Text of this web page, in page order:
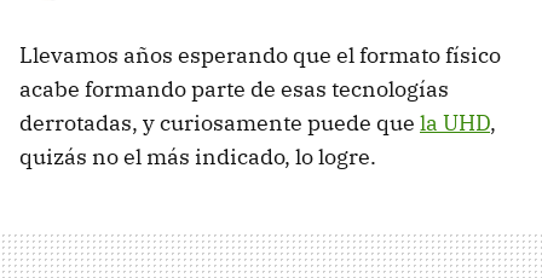
Llevamos años esperando que el formato físico
acabe formando parte de esas tecnologías
derrotadas, y curiosamente puede que la UHD,
quizás no el más indicado, lo logre.